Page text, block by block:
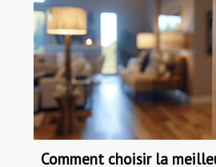
Comment choisir la